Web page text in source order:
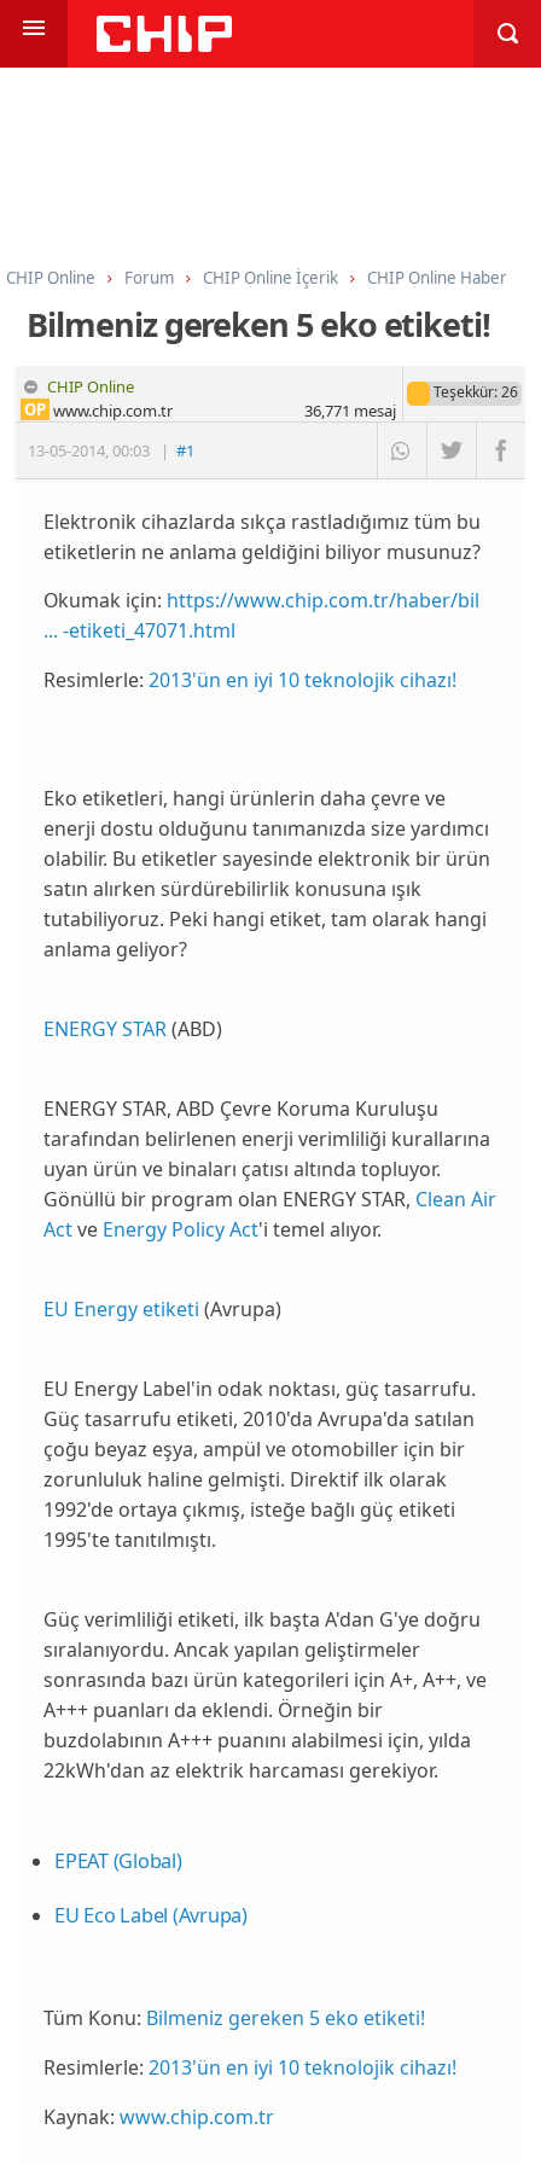
CHIP Online Forum CHIP Online İçerik CHIP Online Haber
Bilmeniz gereken 5 eko etiketi!
CHIP Online
13-05-2014,00:03 |#1
OP www.chip.com.tr
Teşekkür: 26
36,771 mesaj
Elektronik cihazlarda sıkça rastladığımız tüm bu
etiketlerin ne anlama geldiğini biliyor musunuz?
Okumak için: https://www.chip.com.tr/haber/bil
... -etiketi_47071.html
Resimlerle: 2013'ün en iyi 10 teknolojik cihazı!
Eko etiketleri, hangi ürünlerin daha çevreve
enerji dostu olduğunu tanımanızda size yardımcı
olabilir. Bu etiketler sayesinde elektronik bir ürün
satın alırken sürdürebilirlik konusuna ışık
tutabiliyoruz. Peki hangi etiket, tam olarak hangi
anlama geliyor?
ENERGY STAR(ABD)
ENERGY STAR, ABD Çevre Koruma Kuruluşu
tarafından belirlenen enerji verimliliği kurallarına
uyan ürün ve binaları çatısı altında topluyor.
Gönüllü bir program olan ENERGY STAR, Clean Air
Actve Energy Policy Act'i temel alıyor.
EU Energy etiketi (Avrupa)
EU Energy Label'in odak noktası, güç tasarrufu.
Güç tasarrufu etiketi, 2010'da Avrupa'da satılan
çoğu beyaz eşya, ampül ve otomobiller için bir
zorunluluk haline gelmişti. Direktif ilk olarak
1992'de ortaya çıkmış, isteğe bağlı güç etiketi
1995'te tanıtılmıştı.
Güç verimliliği etiketi, ilk başta A'dan G'ye doğru
sıralanıyordu. Ancak yapılan geliştirmeler
sonrasında bazı ürün kategorileri için A+, A++, ve
A+++ puanları da eklendi. Örneğin bir
buzdolabının A+++ puanını alabilmesi için, yılda
22kWh'dan az elektrik harcaması gerekiyor.
EPEAT (Global)
EU Eco Label (Avrupa)
Tüm Konu: Bilmeniz gereken 5 eko etiketi!
Resimlerle: 2013'ün en iyi 10 teknolojik cihazı!
Kaynak: www.chip.com.tr